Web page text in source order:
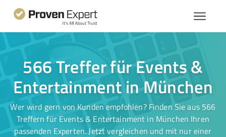
566 Treffer für Events &
Entertainment in München
Wer wird gern von Kunden empfohlen? Finden Sie aus 566
Treffern für Events & Entertainment in München Ihren
passenden Experten. Jetzt vergleichen und mit nur einer